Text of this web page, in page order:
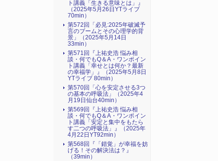
ト講義「生きる意味とは」』
（2025年5月26日YTライブ
70min）
第572回「必見:2025年破滅予
言のブームとその心理学的背
景」（2025年5月14日
33min）
第571回『上祐史浩 悩み相
談・何でもQ＆A・ワンポイン
ト講義「幸せとは何か？最新
の幸福学」』（2025年5月8日
YTライブ 80min）
第570回「心を安定させる3つ
の基本の呼吸法」（2025年4
月19日仙台40min）
第569回『上祐史浩 悩み相
談・何でもQ＆A・ワンポイン
ト講義「安定と集中をもたら
す二つの呼吸法」』（2025年
4月22日YT92min）
第568回『「錯覚」が幸福を妨
げる！その解決法は？』
（39min）